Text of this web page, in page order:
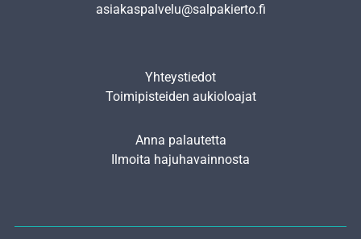
asiakaspalvelu@salpakierto.fi
Yhteystiedot
Toimipisteiden aukioloajat
Anna palautetta
Ilmoita hajuhavainnosta